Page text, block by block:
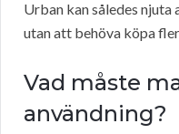
Urban kan således njuta
utan att behöva köpa
Vad måste
användning?